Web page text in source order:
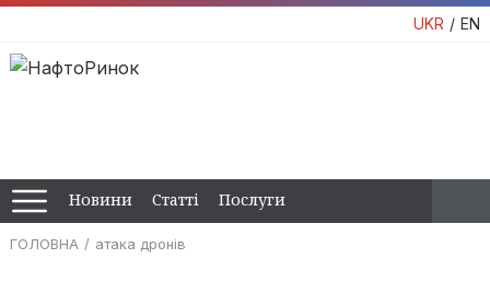
UKR EN
Новини Статті Послуги
ГОЛОВНА атака дронів